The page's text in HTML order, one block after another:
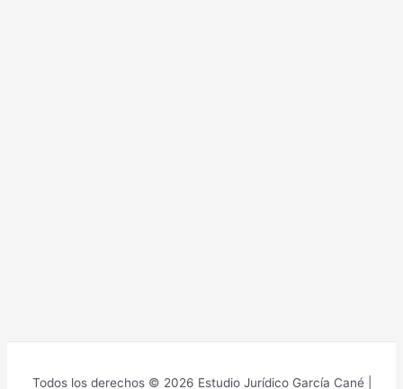
Todos los derechos © 2026 Estudio Jurídico García Cané |